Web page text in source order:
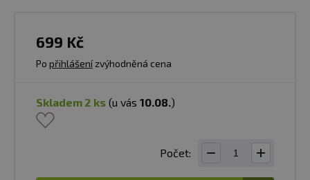
699 Kč
Po přihlášenízvýhodněná cena
skladem 2 ks (u vás 10.08.)
Počet: